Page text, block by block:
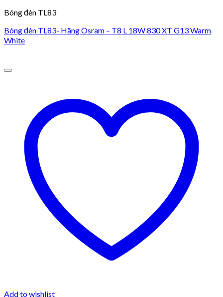
Bóng đèn TL83
Bóng đèn TL83- Hãng Osram – T8 L 18W 830 XT G13 Warm
White
Add to wishlist